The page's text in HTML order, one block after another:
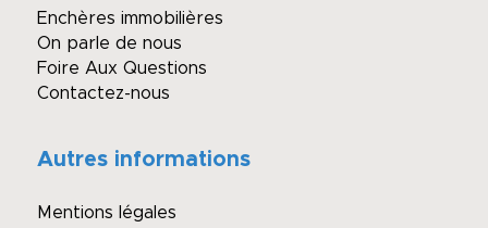
Enchères immobilières
On parle de nous
Foire Aux Questions
Contactez-nous
Autres informations
Mentions légales